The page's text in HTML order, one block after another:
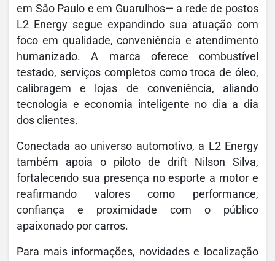
em São Paulo e em Guarulhos— a rede de postos
L2 Energy segue expandindo sua atuação com
foco em qualidade, conveniência e atendimento
humanizado. A marca oferece combustível
testado, serviços completos como troca de óleo,
calibragem e lojas de conveniência, aliando
tecnologia e economia inteligente no dia a dia
dos clientes.
Conectada ao universo automotivo, a L2 Energy
também apoia o piloto de drift Nilson Silva,
fortalecendo sua presença no esporte a motor e
reafirmando valores como performance,
confiança e proximidade com o público
apaixonado por carros.
Para mais informações, novidades e localização